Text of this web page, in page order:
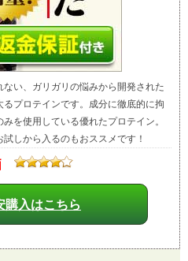
い、ガリガリの悩みから開発された
プロテインです。成分に徹底的に拘
を使用している優れたプロテイン。
しから入るのもおススメです！
購入はこちら